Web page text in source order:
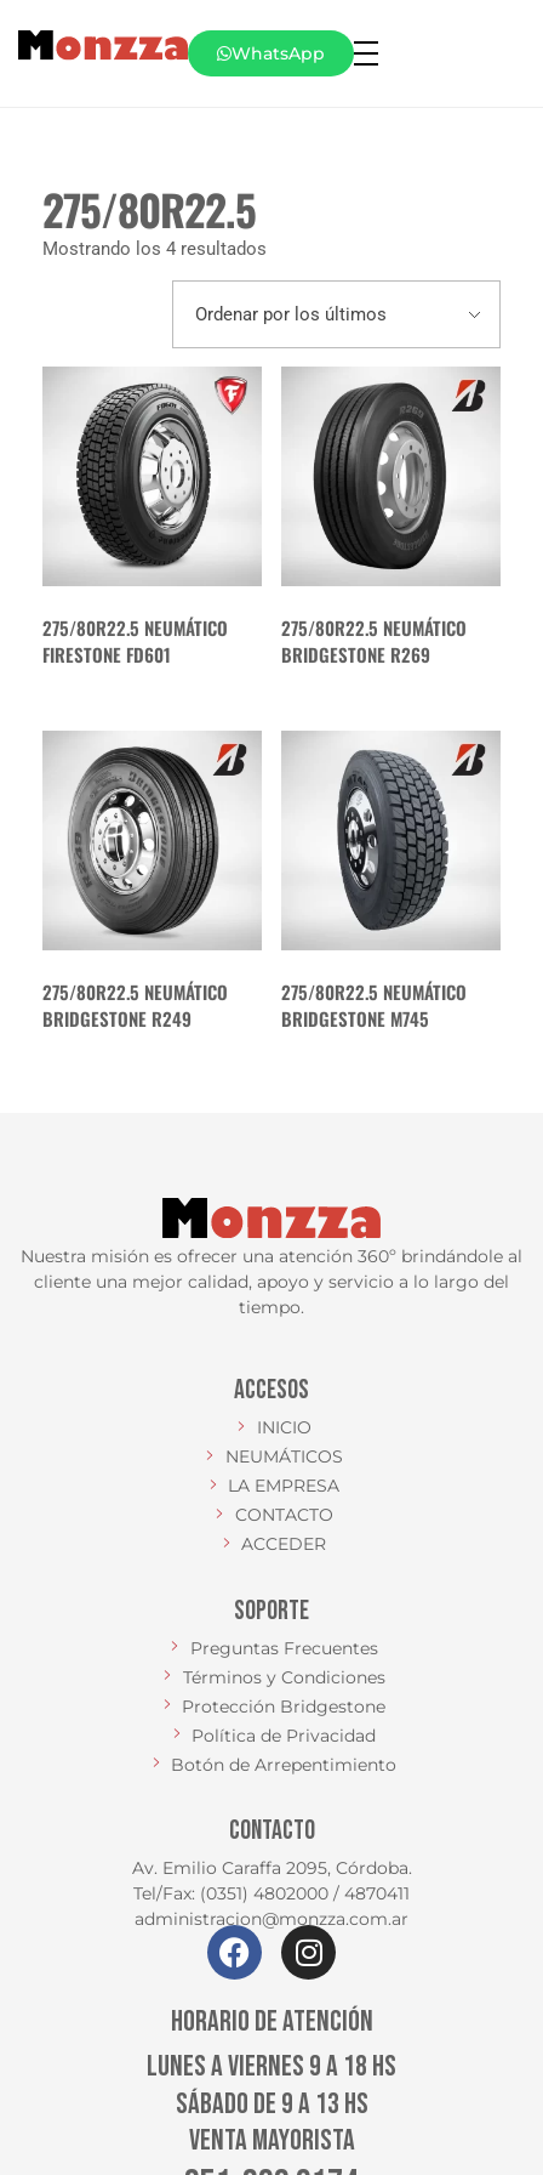
WhatsApp
275/80R22.5
Mostrando los 4 resultados
275/80R22.5 NEUMÁTICO
FIRESTONE FD601
275/80R22.5 NEUMÁTICO
BRIDGESTONE R269
275/80R22.5 NEUMÁTICO
BRIDGESTONE R249
275/80R22.5 NEUMÁTICO
BRIDGESTONE M745
Nuestra misión es ofrecer una atención 360º brindándole al
cliente una mejor calidad, apoyo y servicio a lo largo del
tiempo.
ACCESOS
INICIO
NEUMÁTICOS
LA EMPRESA
CONTACTO
ACCEDER
SOPORTE
Preguntas Frecuentes
Términos y Condiciones
Protección Bridgestone
Política de Privacidad
Botón de Arrepentimiento
CONTACTO
Av. Emilio Caraffa 2095, Córdoba.
Tel/Fax: (0351) 4802000 / 4870411
administracion@monzza.com.ar
HORARIO DE ATENCIÓN
LUNES A VIERNES 9 A 18 HS
SÁBADO DE 9 A 13 HS
VENTA MAYORISTA